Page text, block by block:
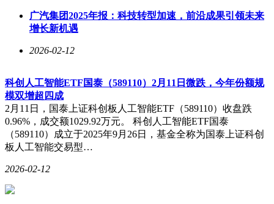
广汽集团2025年报：科技转型加速，前沿成果引领未来
增长新机遇
2026-02-12
科创人工智能ETF国泰（589110）2月11日微跌，今年份额规
模双增超四成
2月11日，国泰上证科创板人工智能ETF（589110）收盘跌
0.96%，成交额1029.92万元。 科创人工智能ETF国泰
（589110）成立于2025年9月26日，基金全称为国泰上证科创
板人工智能交易型…
2026-02-12